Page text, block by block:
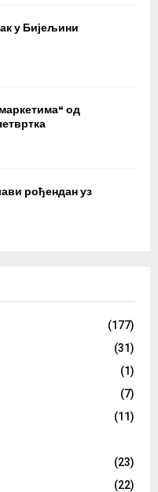
у Бијељини
од
рођендан уз
(177)
(31)
(1)
(7)
(11)
(23)
(22)